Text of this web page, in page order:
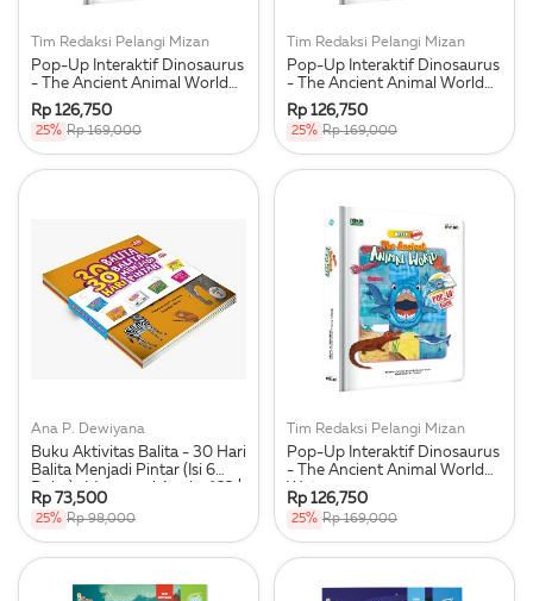
Tim Redaksi Pelangi Mizan
Pop-Up Interaktif Dinosaurus
- The Ancient Animal World
Land
Rp 126,750
25% Rp 169,000
Tim Redaksi Pelangi Mizan
Pop-Up Interaktif Dinosaurus
- The Ancient Animal World
Flying
Rp 126,750
25% Rp 169,000
Ana P. Dewiyana
Buku Aktivitas Balita - 30 Hari
Balita Menjadi Pintar (Isi 6
Buku) : Mengenal Angka 123 |
Huruf Abc | Warna | Bentuk |
Tempat Tinggal | Dan
Rp 73,500
25% Rp 98,000
Tim Redaksi Pelangi Mizan
Pop-Up Interaktif Dinosaurus
- The Ancient Animal World
Water
Rp 126,750
25% Rp 169,000